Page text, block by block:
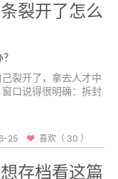
裂开了怎么
裂开了，拿去人才中
口说得很明确：拆封
25 喜欢（ 30 ）
存档看这篇